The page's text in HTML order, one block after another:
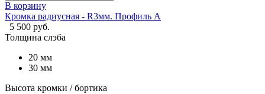
В корзину
Кромка радиусная - R3мм. Профиль A
5 500 руб.
Толщина слэба
20 мм
30 мм
Высота кромки / бортика